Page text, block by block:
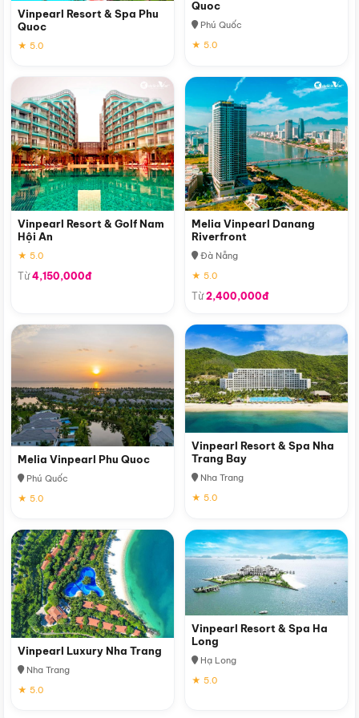
Vinpearl Resort & Spa Phu
Quoc
★ 5.0
Quoc
Phú Quốc
★ 5.0
Vinpearl Resort & Golf Nam
Hội An
★ 5.0
Từ4,150,000đ
Melia Vinpearl Danang
Riverfront
Đà Nẵng
★ 5.0
Từ2,400,000đ
Melia Vinpearl Phu Quoc
Phú Quốc
★ 5.0
Vinpearl Resort & Spa Nha
Trang Bay
Nha Trang
★ 5.0
Vinpearl Luxury Nha Trang
Nha Trang
★ 5.0
Vinpearl Resort & Spa Ha
Long
Hạ Long
★ 5.0